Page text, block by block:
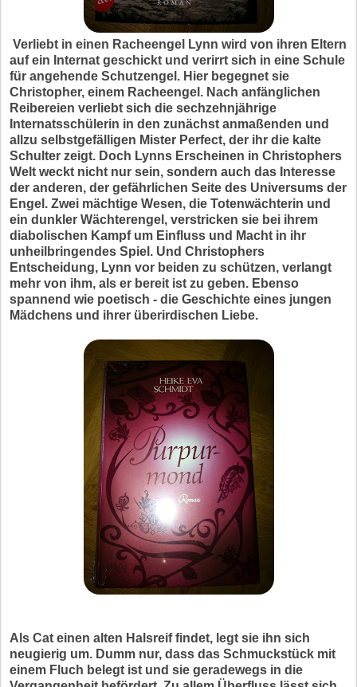
Verliebt in einen Racheengel Lynn wird von ihren Eltern
auf ein Internat geschickt und verirrt sich in eine Schule
für angehende Schutzengel. Hier begegnet sie
Christopher, einem Racheengel. Nach anfänglichen
Reibereien verliebt sich die sechzehnjährige
Internatsschülerin in den zunächst anmaßenden und
allzu selbstgefälligen Mister Perfect, der ihr die kalte
Schulter zeigt. Doch Lynns Erscheinen in Christophers
Welt weckt nicht nur sein, sondern auch das Interesse
der anderen, der gefährlichen Seite des Universums der
Engel. Zwei mächtige Wesen, die Totenwächterin und
ein dunkler Wächterengel, verstricken sie bei ihrem
diabolischen Kampf um Einfluss und Macht in ihr
unheilbringendes Spiel. Und Christophers
Entscheidung, Lynn vor beiden zu schützen, verlangt
mehr von ihm, als er bereit ist zu geben. Ebenso
spannend wie poetisch - die Geschichte eines jungen
Mädchens und ihrer überirdischen Liebe.
Als Cat einen alten Halsreif findet, legt sie ihn sich
neugierig um. Dumm nur, dass das Schmuckstück mit
einem Fluch belegt ist und sie geradewegs in die